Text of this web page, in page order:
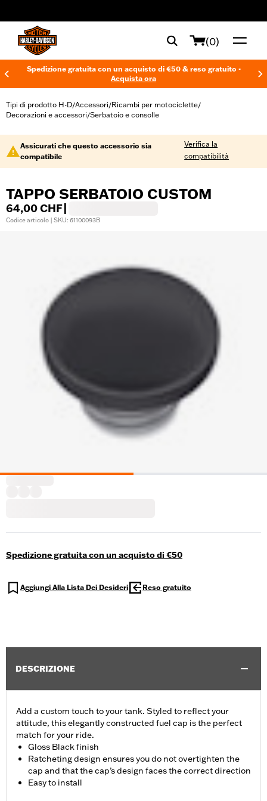
(0)
Spedizione gratuita con un acquisto di €50 & reso gratuito -
Acquista ora
Tipi di prodotto H-D/Accessori/Ricambi per motociclette/
Decorazioni e accessori/Serbatoio e consolle
Assicurati che questo accessorio sia
compatibile
Verifica la
compatibilità
TAPPO SERBATOIO CUSTOM
64,00 CHF
Codice articolo | SKU: 61100093B
Spedizione gratuita con un acquisto di €50
Aggiungi Alla Lista Dei Desideri Reso gratuito
DESCRIZIONE
Add a custom touch to your tank. Styled to reflect your
attitude, this elegantly constructed fuel cap is the perfect
match for your ride.
Gloss Black finish
Ratcheting design ensures you do not overtighten the
cap and that the cap’s design faces the correct direction
Easy to install